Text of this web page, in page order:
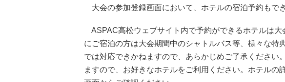
大会の参加登録画面において、ホテルの宿泊予約もで
ASPAC高松ウェブサイト内で予約ができるホテルは大
にご宿泊の方は大会期間中のシャトルバス等、様々な特
では対応できかねますので、あらかじめご了承ください
ますので、お好きなホテルをご利用ください。ホテルの